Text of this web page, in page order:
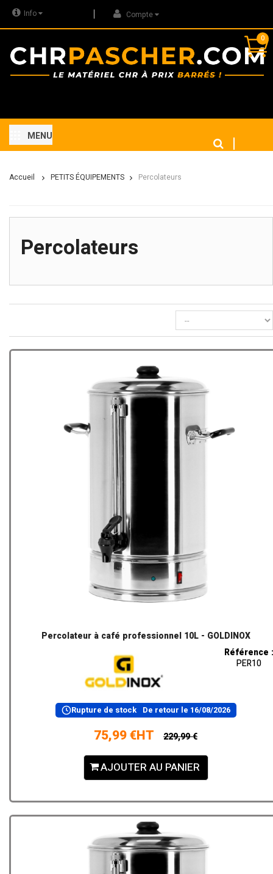
Info Compte
0
MENU
Accueil PETITS ÉQUIPEMENTS Percolateurs
Percolateurs
Percolateur à café professionnel 10L - GOLDINOX
Référence :
PER10
Rupture de stock De retour le 16/08/2026
75,99 €HT 229,99 €
AJOUTER AU PANIER